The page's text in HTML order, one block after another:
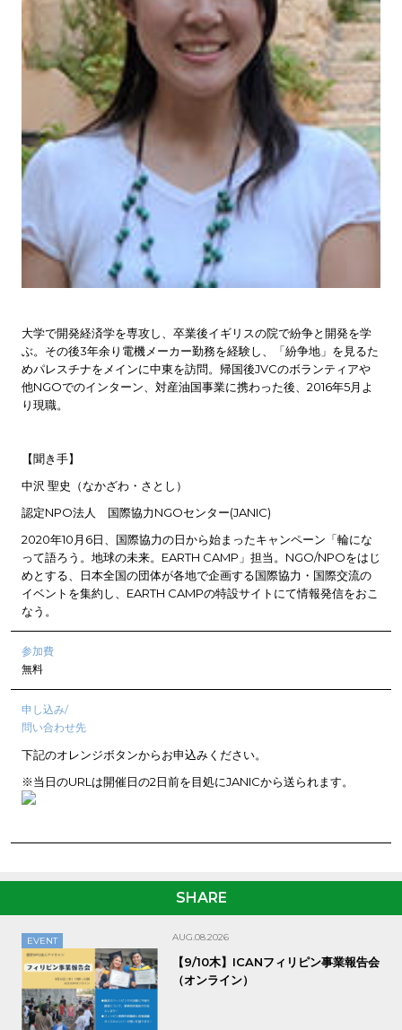
大学で開発経済学を専攻し、卒業後イギリスの院で紛争と開発を学
ぶ。その後3年余り電機メーカー勤務を経験し、「紛争地」を見るた
めパレスチナをメインに中東を訪問。帰国後JVCのボランティアや
他NGOでのインターン、対産油国事業に携わった後、2016年5月よ
り現職。
【聞き手】
中沢 聖史（なかざわ・さとし）
認定NPO法人 国際協力NGOセンター(JANIC)
2020年10月6日、国際協力の日から始まったキャンペーン「輪にな
って語ろう。地球の未来。EARTH CAMP」担当。NGO/NPOをはじ
めとする、日本全国の団体が各地で企画する国際協力・国際交流の
イベントを集約し、EARTH CAMPの特設サイトにて情報発信をおこ
なう。
参加費
無料
申し込み/
問い合わせ先
下記のオレンジボタンからお申込みください。
※当日のURLは開催日の2日前を目処にJANICから送られます。
SHARE
EVENT AUG.08.2026
【9/10木】ICANフィリピン事業報告会
（オンライン）